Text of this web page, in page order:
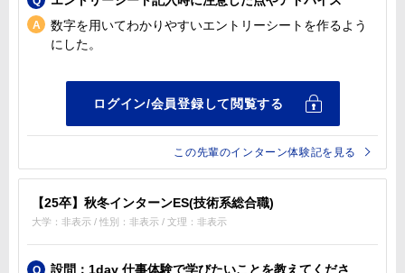
数字を用いてわかりやすいエントリーシートを作るよう
にした。
この先輩のインターン体験記を見る
【25卒】秋冬インターンES(技術系総合職)
大学：非表示 / 性別：非表示 / 文理：非表示
設問：1day 仕事体験で学びたいことを教えてくださ